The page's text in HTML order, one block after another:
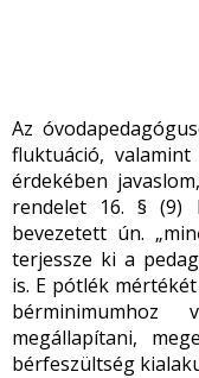
Az
fluktuáció,
érdekében
rendelet 16. § (9)
bevezetett ún.
terjessze ki a
is. E pótlék
bérminimumhoz
megállapítani,
bérfeszültség